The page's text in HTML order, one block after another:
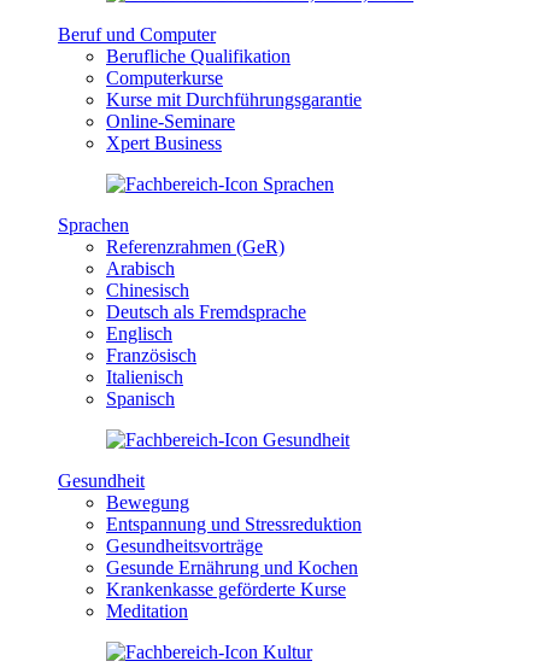
Beruf und Computer
Berufliche Qualifikation
Computerkurse
Kurse mit Durchführungsgarantie
Online-Seminare
Xpert Business
Sprachen
Referenzrahmen (GeR)
Arabisch
Chinesisch
Deutsch als Fremdsprache
Englisch
Französisch
Italienisch
Spanisch
Gesundheit
Bewegung
Entspannung und Stressreduktion
Gesundheitsvorträge
Gesunde Ernährung und Kochen
Krankenkasse geförderte Kurse
Meditation